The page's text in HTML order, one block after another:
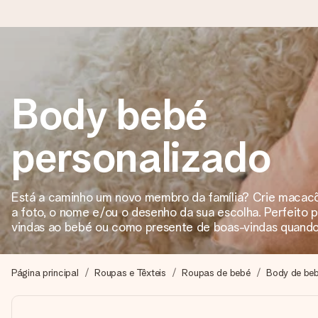
Encomende hoje, envio em 1 dia útil
Preparamos o teu presente com toda a atenção e enviamos
4,7 (com base em +15.000 avaliações)
Os nossos presentes inspiram. Os clientes avaliam-nos com
Cartão com mensagem grátis
Cria algo único em apenas alguns passos - com o nome
Body bebé
personalizado
Está a caminho um novo membro da família? Crie
a foto, o nome e/ou o desenho da sua escolha. Perfeito
vindas ao bebé ou como presente de boas-vindas
Página principal Roupas e Têxteis Roupas de bebé Body de